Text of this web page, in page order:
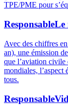
TPE/PME pour
ResponsableLe
Avec des chiffres
an), une émission
que l’aviation civile
mondiales, l’aspect
tous.
Responsable